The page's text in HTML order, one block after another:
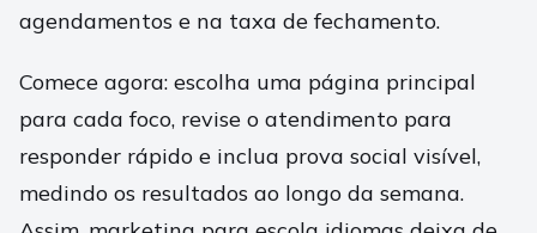
agendamentos e na taxa de fechamento.
Comece agora: escolha uma página principal
para cada foco, revise o atendimento para
responder rápido e inclua prova social visível,
medindo os resultados ao longo da semana.